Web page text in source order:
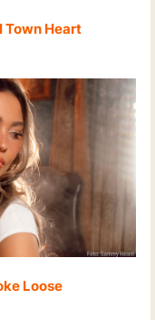
Town Heart
Loose